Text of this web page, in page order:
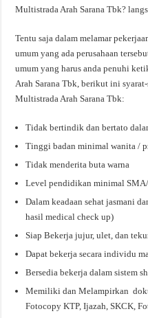
Multistrada Arah Sarana Tbk?
Tentu saja dalam melamar
umum yang ada perusahaan
umum yang harus anda penuhi
Arah Sarana Tbk, berikut ini
Multistrada Arah Sarana Tbk:
Tidak bertindik dan bertato
Tinggi badan minimal wanita /
Tidak menderita buta warna
Level pendidikan minimal
Dalam keadaan sehat jasmani
hasil medical check up)
Siap Bekerja jujur, ulet, dan
Dapat bekerja secara individu
Bersedia bekerja dalam sistem
Memiliki dan Melampirkan
Fotocopy KTP, Ijazah, SKCK,